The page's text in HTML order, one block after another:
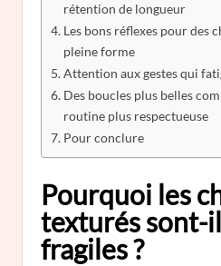
rétention de longueur
Les bons réflexes pour des
pleine forme
Attention aux gestes qui
Des boucles plus belles
routine plus respectueuse
Pour conclure
Pourquoi les
texturés sont-
fragiles ?